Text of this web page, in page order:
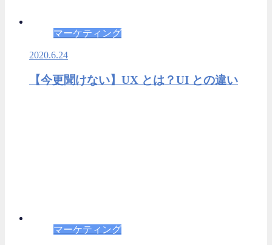
マーケティング
2020.6.24
【今更聞けない】UX とは？UI との違い
マーケティング